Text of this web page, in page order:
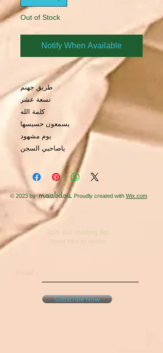
Out of Stock
Notify When Available
تسعة عشر
كلمة الله
يسمعون حسيسها
يوم مشهود
ياصاحبي السجن
© 2023 bymaabdou. Proudly created with Wix.com
Join our mailing list
Never miss an update
Email
Subscribe Now